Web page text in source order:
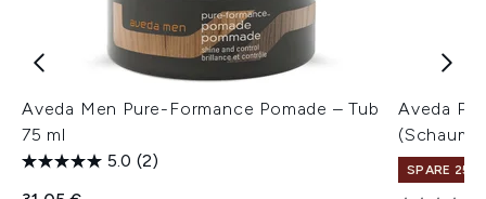
Aveda Men Pure-Formance Pomade – Tub
75 ml
5.0 (2)
Aveda
SPARE 25%